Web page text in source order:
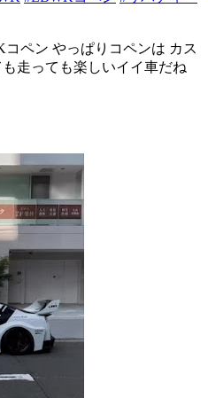
ペン やっぱりコペンは カス
走っても楽しいイイ車だね